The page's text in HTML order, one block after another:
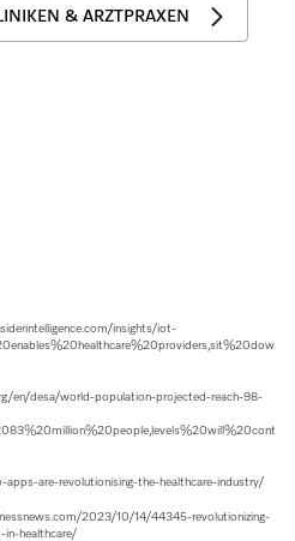
& ARZTPRAXEN
insights/iot-
en/desa/world-population-projected-reach-98-
are-revolutionising-the-healthcare-industry/
2023/10/14/44345-revolutionizing-
in-healthcare/